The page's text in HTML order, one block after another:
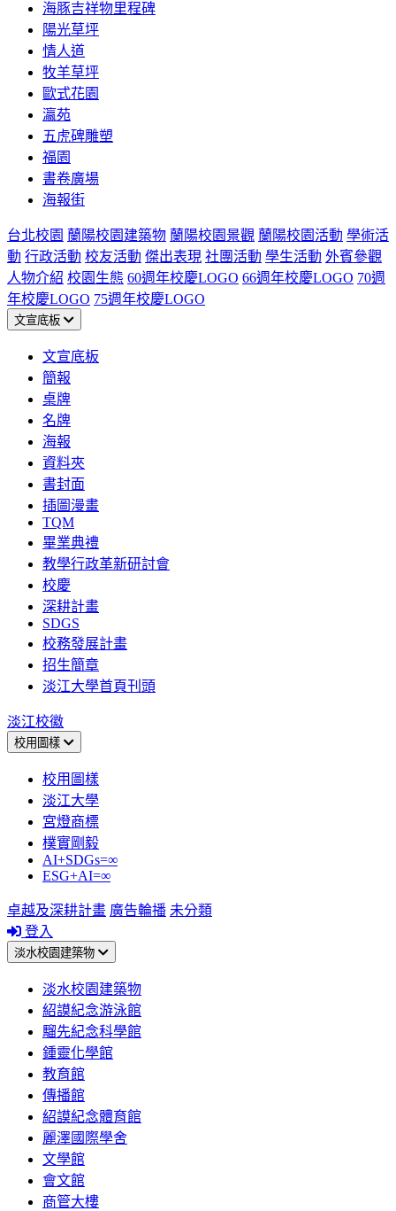
海豚吉祥物里程碑
陽光草坪
情人道
牧羊草坪
歐式花園
瀛苑
五虎碑雕塑
福園
書卷廣場
海報街
台北校園 蘭陽校園建築物 蘭陽校園景觀 蘭陽校園活動 學術活
動 行政活動 校友活動 傑出表現 社團活動 學生活動 外賓參觀
人物介紹 校園生態 60週年校慶LOGO 66週年校慶LOGO 70週
年校慶LOGO 75週年校慶LOGO
文宣底板
文宣底板
簡報
桌牌
名牌
海報
資料夾
書封面
插圖漫畫
TQM
畢業典禮
教學行政革新研討會
校慶
深耕計畫
SDGS
校務發展計畫
招生簡章
淡江大學首頁刊頭
淡江校徽
校用圖樣
校用圖樣
淡江大學
宮燈商標
樸實剛毅
AI+SDGs=∞
ESG+AI=∞
卓越及深耕計畫 廣告輪播 未分類
登入
淡水校園建築物
淡水校園建築物
紹謨紀念游泳館
騮先紀念科學館
鍾靈化學館
教育館
傳播館
紹謨紀念體育館
麗澤國際學舍
文學館
會文館
商管大樓